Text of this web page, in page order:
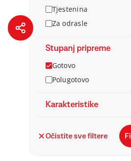
Tjestenina
Za odrasle
Stupanj pripreme
Gotovo
Polugotovo
Karakteristike
Očistite sve filtere